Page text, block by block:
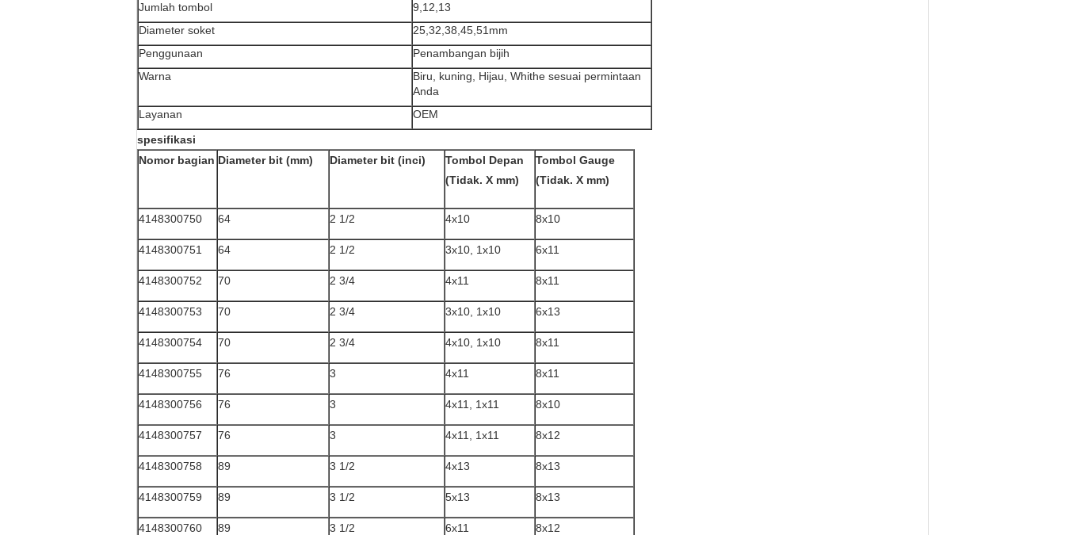
Jumlah tombol
9,12,13
Diameter soket
25,32,38,45,51mm
Penggunaan
Penambangan bijih
Warna
Biru, kuning, Hijau, Whithe sesuai permintaan
Anda
Layanan
OEM
spesifikasi
Nomor bagian Diameter bit (mm) Diameter bit (inci)
Tombol Depan
(Tidak. X mm)
Tombol Gauge
(Tidak. X mm)
4148300750 64 2 1/2 4x10 8x10
4148300751 64 2 1/2 3x10, 1x10 6x11
4148300752 70 2 3/4 4x11 8x11
4148300753 70 2 3/4 3x10, 1x10 6x13
4148300754 70 2 3/4 4x10, 1x10 8x11
4148300755 76 3 4x11 8x11
4148300756 76 3 4x11, 1x11 8x10
4148300757 76 3 4x11, 1x11 8x12
4148300758 89 3 1/2 4x13 8x13
4148300759 89 3 1/2 5x13 8x13
4148300760 89 3 1/2 6x11 8x12